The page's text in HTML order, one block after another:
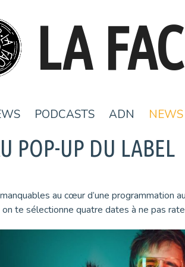
LA
PODCASTS ADN NEWS
POP-UP DU LABEL
au cœur d’une
te sélectionne quatre dates à ne pas